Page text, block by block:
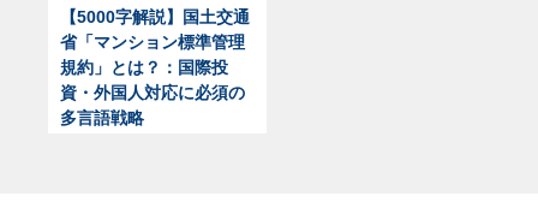
【5000字解説】国土交通
省「マンション標準管理
規約」とは？：国際投
資・外国人対応に必須の
多言語戦略